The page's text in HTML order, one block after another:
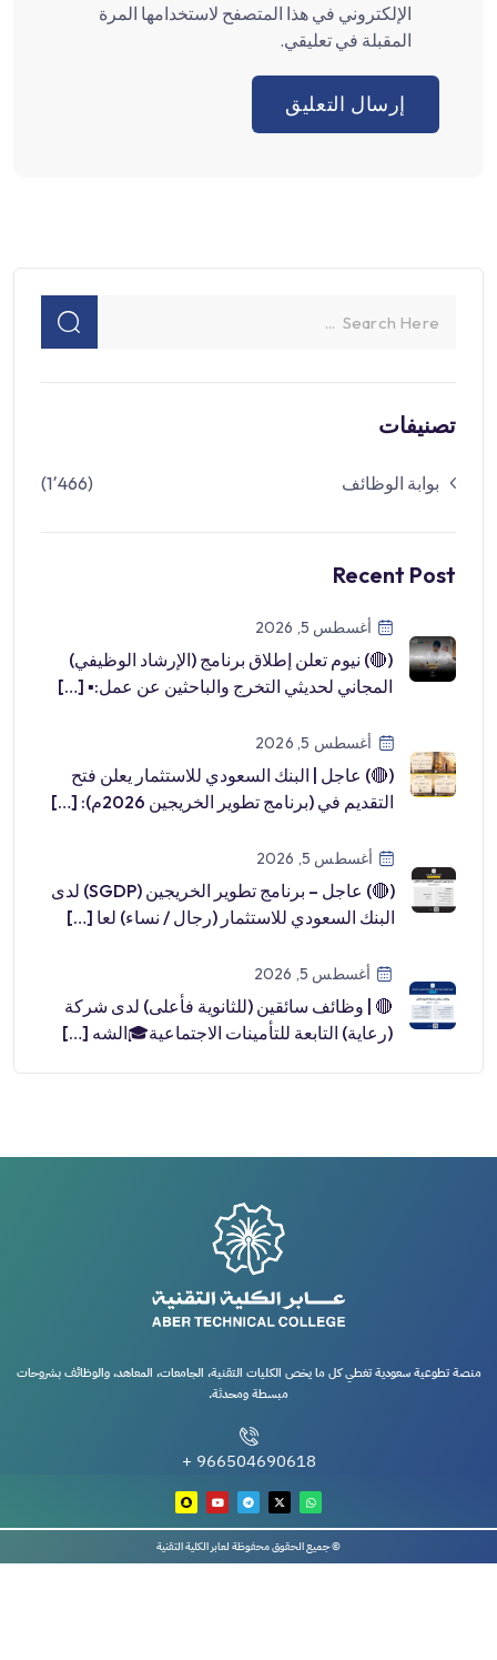
الإلكتروني في هذا المتصفح لاستخدامها المرة
المقبلة في تعليقي.
تصنيفات
بوابة الوظائف (1٬466)
Recent Post
أغسطس 5, 2026
(🔴) نيوم تعلن إطلاق برنامج (الإرشاد الوظيفي)
المجاني لحديثي التخرج والباحثين عن عمل:▪ […]
أغسطس 5, 2026
(🔴) عاجل | البنك السعودي للاستثمار يعلن فتح
التقديم في (برنامج تطوير الخريجين 2026م): […]
أغسطس 5, 2026
(🔴) عاجل – برنامج تطوير الخريجين (SGDP) لدى
البنك السعودي للاستثمار (رجال / نساء) لعا […]
أغسطس 5, 2026
🔴 | وظائف سائقين (للثانوية فأعلى) لدى شركة
(رعاية) التابعة للتأمينات الاجتماعية🎓الشه […]
منصة تطوعية سعودية تغطي كل ما يخص الكليات التقنية، الجامعات، المعاهد، والوظائف بشروحات
مبسطة ومحدثة.
966504690618 +
© جميع الحقوق محفوظة لعابر الكلية التقنية